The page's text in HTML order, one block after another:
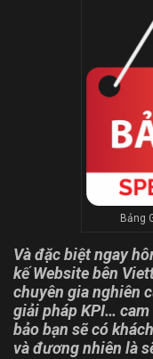
Bảng
Và đặc biệt ngay
kế Website bên
chuyên gia nghiên
giải pháp KPI…
bảo bạn sẽ có
và đương nhiên là